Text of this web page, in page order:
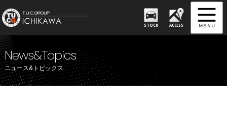
STOCK ACCESS
News&Topics
ニュース&トピックス